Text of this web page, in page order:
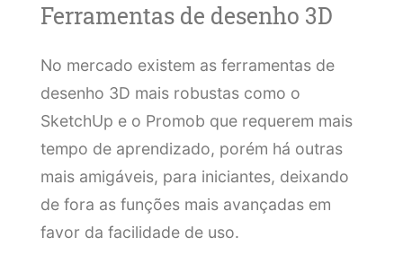
Ferramentas de desenho 3D
No mercado existem as ferramentas de
desenho 3D mais robustas como o
SketchUp e o Promob que requerem mais
tempo de aprendizado, porém há outras
mais amigáveis, para iniciantes, deixando
de fora as funções mais avançadas em
favor da facilidade de uso.